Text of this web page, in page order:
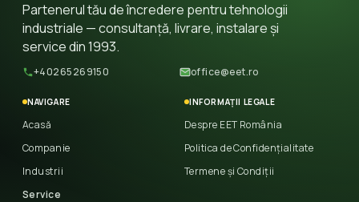
Partenerul tău de încredere pentru tehnologii
industriale — consultanță, livrare, instalare și
service din 1993.
+40265269150 office@eet.ro
NAVIGARE
Acasă
Companie
Industrii
Service
INFORMAȚII LEGALE
Despre EET România
Politica de Confidențialitate
Termene și Condiții